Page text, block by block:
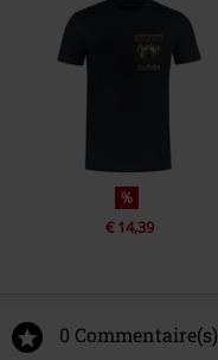
%
€ 14,39
0 Commentaire(s)